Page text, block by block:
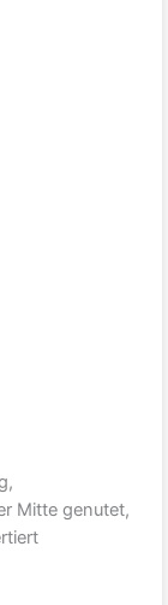
Mitte genutet,